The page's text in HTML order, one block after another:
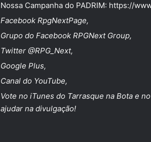
Nossa Campanha do PADRIM: https://
Facebook RpgNextPage,
Grupo do Facebook RPGNext Group,
Twitter @RPG_Next,
Google Plus,
Canal do YouTube,
Vote no iTunes do Tarrasque na Bota e no
ajudar na divulgação!